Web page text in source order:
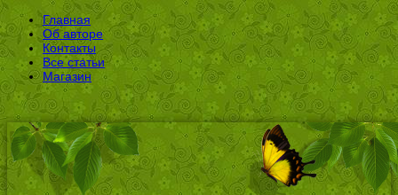
Главная
Об авторе
Контакты
Все статьи
Магазин